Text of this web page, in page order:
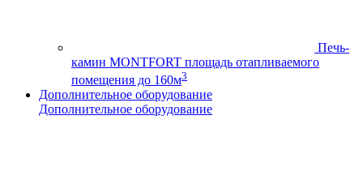
Печь-
камин MONTFORT площадь отапливаемого
помещения до 160м3
Дополнительное оборудование
Дополнительное оборудование